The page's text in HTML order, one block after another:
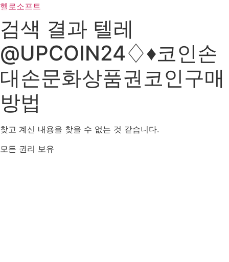
콘
츠
건
너
뛰
헬로소프트
검색 결과 텔레
@UPCOIN24♢♦코인손
대손문화상품권코인구매
방법
찾고 계신 내용을 찾을 수 없는 것 같습니다.
모든 권리 보유